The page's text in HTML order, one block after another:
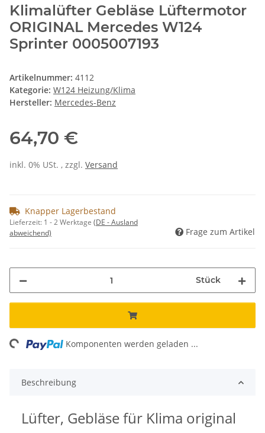
Klimalüfter Gebläse Lüftermotor
ORIGINAL Mercedes W124
Sprinter 0005007193
Artikelnummer: 4112
Kategorie: W124 Heizung/Klima
Hersteller: Mercedes-Benz
64,70 €
inkl. 0% USt. , zzgl. Versand
Knapper Lagerbestand
Lieferzeit: 1 - 2 Werktage (DE - Ausland
abweichend)
Frage zum Artikel
Stück
Komponenten werden geladen ...
Beschreibung
Lüfter, Gebläse für Klima original